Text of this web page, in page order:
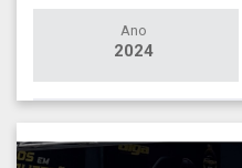
Ano
2024